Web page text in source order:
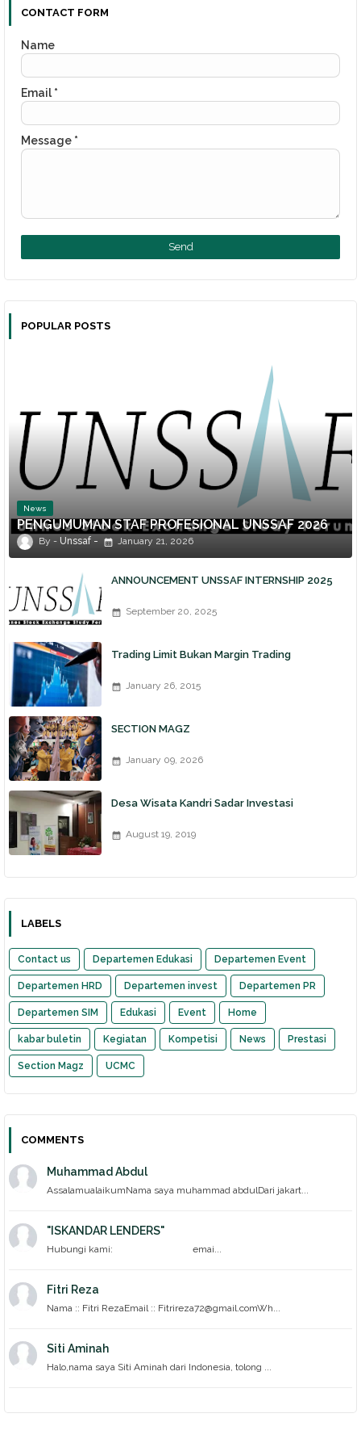
CONTACT FORM
Name
Email *
Message *
POPULAR POSTS
News
PENGUMUMAN STAF PROFESIONAL UNSSAF 2026
Unssaf January 21, 2026
ANNOUNCEMENT UNSSAF INTERNSHIP 2025
September 20, 2025
Trading Limit Bukan Margin Trading
January 26, 2015
SECTION MAGZ
January 09, 2026
Desa Wisata Kandri Sadar Investasi
August 19, 2019
LABELS
Contact us Departemen Edukasi Departemen Event
Departemen HRD Departemen invest Departemen PR
Departemen SIM Edukasi Event Home
kabar buletin Kegiatan Kompetisi News Prestasi
Section Magz UCMC
COMMENTS
Muhammad Abdul
AssalamualaikumNama saya muhammad abdulDari jakart...
"ISKANDAR LENDERS"
Hubungi kami: emai...
Fitri Reza
Nama :: Fitri RezaEmail :: Fitrireza72@gmail.comWh...
Siti Aminah
Halo,nama saya Siti Aminah dari Indonesia, tolong ...